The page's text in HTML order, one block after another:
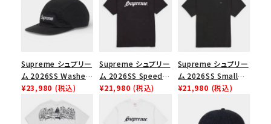
価格から探す
在庫のない商品を表示する
絞り込んで検索する
Supreme シュプリー
ム 2026SS Washed
Chino Twill Camp
Cap ウォッシュド チ
ノツイル キャンプキャ
¥23,980 (税込)
Supreme シュプリー
ム 2026SS Speed
Tee スピードTシャツ
¥21,980 (税込)
Supreme シュプリー
ム 2026SS Small
Box Tee スモールボ
¥21,980 (税込)